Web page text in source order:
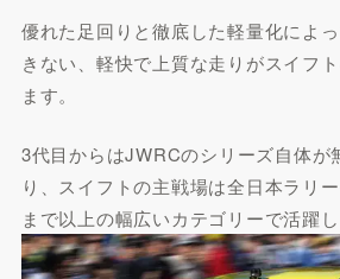
優れた足回りと徹底した軽量化によ
きない、軽快で上質な走りがスイフ
ます。
3代目からはJWRCのシリーズ自体が
り、スイフトの主戦場は全日本ラリ
まで以上の幅広いカテゴリーで活躍し